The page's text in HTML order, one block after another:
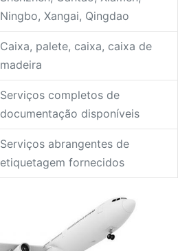
Ningbo, Xangai, Qingdao
Caixa, palete, caixa, caixa de
madeira
Serviços completos de
documentação disponíveis
Serviços abrangentes de
etiquetagem fornecidos